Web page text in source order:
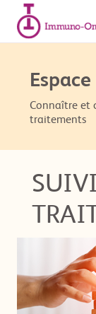
Connaître et
traitements